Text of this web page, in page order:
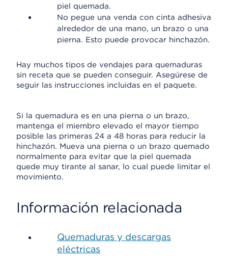
piel quemada.
No pegue una venda con cinta adhesiva
alrededor de una mano, un brazo o una
pierna. Esto puede provocar hinchazón.
Hay muchos tipos de vendajes para quemaduras
sin receta que se pueden conseguir. Asegúrese de
seguir las instrucciones incluidas en el paquete.
Si la quemadura es en una pierna o un brazo,
mantenga el miembro elevado el mayor tiempo
posible las primeras 24 a 48 horas para reducir la
hinchazón. Mueva una pierna o un brazo quemado
normalmente para evitar que la piel quemada
quede muy tirante al sanar, lo cual puede limitar el
movimiento.
Información relacionada
Quemaduras y descargas
eléctricas